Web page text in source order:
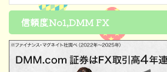
信頼度No1,DMM FX